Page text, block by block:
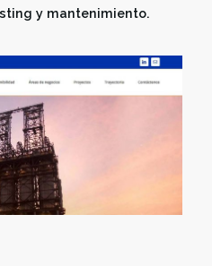
y mantenimiento.